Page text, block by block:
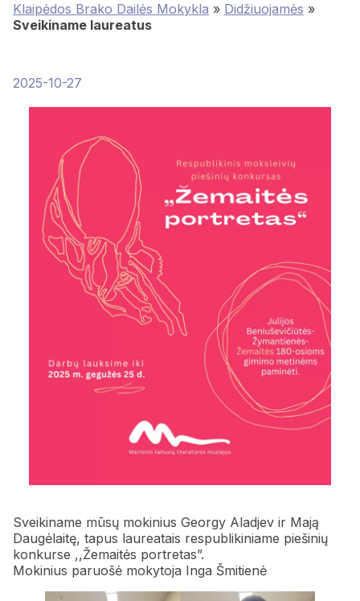
Klaipėdos Brako Dailės Mokykla » Didžiuojamės »
Sveikiname laureatus
2025-10-27
Sveikiname mūsų mokinius Georgy Aladjev ir Mają
Daugėlaitę, tapus laureatais respublikiniame piešinių
konkurse ,,Žemaitės portretas”.
Mokinius paruošė mokytoja Inga Šmitienė